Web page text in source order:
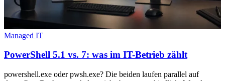
Managed IT
PowerShell 5.1 vs. 7: was im IT-Betrieb zählt
powershell.exe oder pwsh.exe? Die beiden laufen parallel auf